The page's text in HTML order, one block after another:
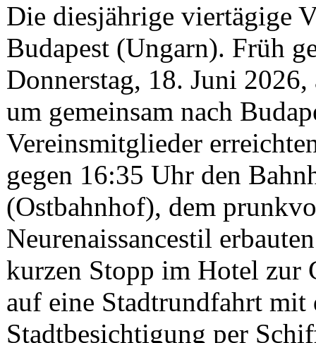
Die diesjährige viertägige
Budapest (Ungarn). Früh
Donnerstag, 18. Juni
um gemeinsam nach
Vereinsmitglieder
gegen 16:35 Uhr den
(Ostbahnhof), dem
Neurenaissancestil
kurzen Stopp im Hotel zur
auf eine Stadtrundfahrt mit
Stadtbesichtigung per